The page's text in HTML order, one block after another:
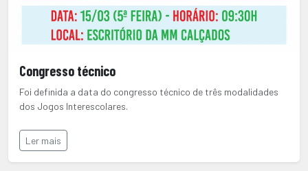
Congresso técnico
Foi definida a data do congresso técnico de três modalidades
dos Jogos Interescolares.
Ler mais